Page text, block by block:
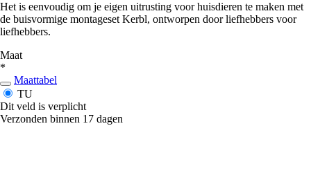
Het is eenvoudig om je eigen uitrusting voor huisdieren te maken met
de buisvormige montageset Kerbl, ontworpen door liefhebbers voor
liefhebbers.
Maat
*
Maattabel
TU
Dit veld is verplicht
Verzonden binnen 17 dagen